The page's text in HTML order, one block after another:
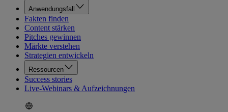
Anwendungsfall
Fakten finden
Content stärken
Pitches gewinnen
Märkte verstehen
Strategien entwickeln
Ressourcen
Success stories
Live-Webinars & Aufzeichnungen